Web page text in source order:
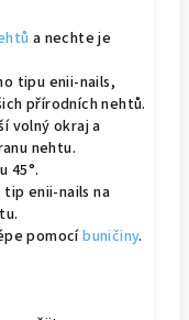
a nechte je
tipu enii-nails,
přírodních nehtů.
volný okraj a
nehtu.
45°.
enii-nails na
pomocíbuničiny.